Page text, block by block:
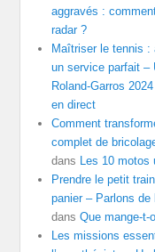
aggravés :
radar ?
Maîtriser le tennis
un service parfait –
Roland-Garros
en direct
Comment
complet de
dans
Les 10
Prendre le petit
panier – Parlons
dansQue mange-t-
Les missions